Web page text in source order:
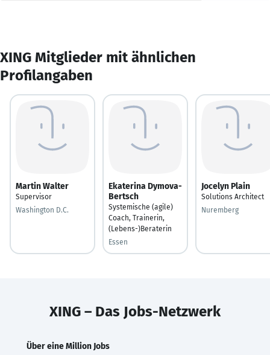
XING Mitglieder mit ähnlichen
Profilangaben
Martin Walter
Supervisor
Washington D.C.
Ekaterina Dymova-
Bertsch
Systemische (agile)
Coach, Trainerin,
(Lebens-)Beraterin
Essen
Jocelyn Plain
Solutions Architect
Nuremberg
XING – Das Jobs-Netzwerk
Über eine Million Jobs